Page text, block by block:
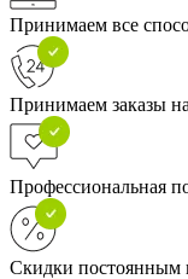
Принимаем все
Принимаем заказы
Профессиональная
Скидки постоянным